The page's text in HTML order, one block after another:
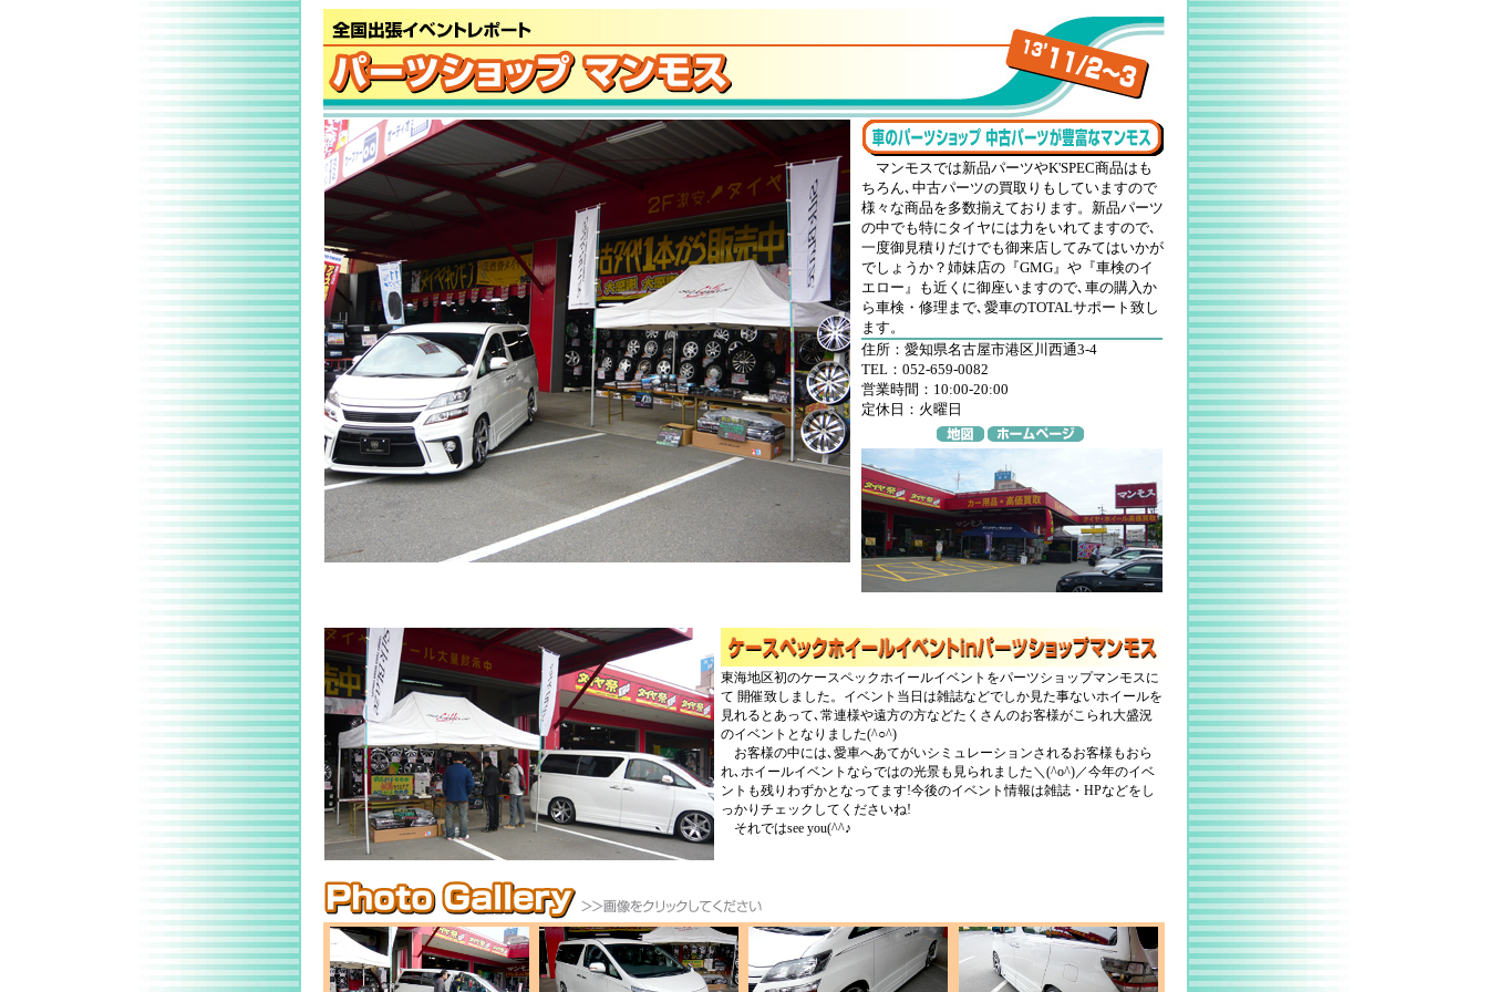
マンモスでは新品パーツやK'SPEC商品はも
ちろん､中古パーツの買取りもしていますので
様々な商品を多数揃えております。新品パーツ
の中でも特にタイヤには力をいれてますので､
一度御見積りだけでも御来店してみてはいかが
でしょうか？姉妹店の『GMG』や『車検のイ
エロー』も近くに御座いますので､車の購入か
ら車検・修理まで､愛車のTOTALサポート致し
ます。
住所：愛知県名古屋市港区川西通3-4
TEL：052-659-0082
営業時間：10:00-20:00
定休日：火曜日
東海地区初のケースペックホイールイベントをパーツショップマンモスに
て 開催致しました。イベント当日は雑誌などでしか見た事ないホイールを
見れるとあって､常連様や遠方の方などたくさんのお客様がこられ大盛況
のイベントとなりました(^○^)
お客様の中には､愛車へあてがいシミュレーションされるお客様もおら
れ､ホイールイベントならではの光景も見られました＼(^o^)／今年のイベ
ントも残りわずかとなってます!今後のイベント情報は雑誌・HPなどをし
っかりチェックしてくださいね!
それではsee you(^^♪